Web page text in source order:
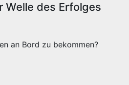
Welle des Erfolges
an Bord zu bekommen?